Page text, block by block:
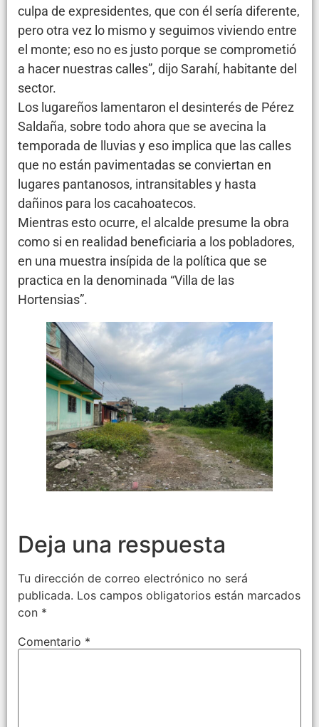
culpa de expresidentes, que con él sería diferente,
pero otra vez lo mismo y seguimos viviendo entre
el monte; eso no es justo porque se comprometió
a hacer nuestras calles”, dijo Sarahí, habitante del
sector.
Los lugareños lamentaron el desinterés de Pérez
Saldaña, sobre todo ahora que se avecina la
temporada de lluvias y eso implica que las calles
que no están pavimentadas se conviertan en
lugares pantanosos, intransitables y hasta
dañinos para los cacahoatecos.
Mientras esto ocurre, el alcalde presume la obra
como si en realidad beneficiaria a los pobladores,
en una muestra insípida de la política que se
practica en la denominada “Villa de las
Hortensias”.
Deja una respuesta
Tu dirección de correo electrónico no será
publicada. Los campos obligatorios están marcados
con *
Comentario *